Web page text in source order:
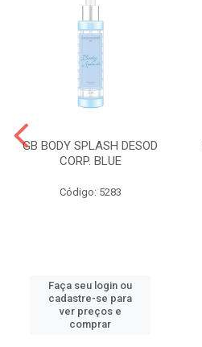
GB BODY SPLASH DESOD
CORP. BLUE
Código: 5283
Faça seu login ou
cadastre-se para
ver preços e
comprar